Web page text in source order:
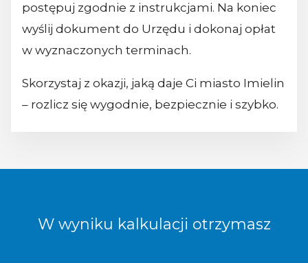
postępuj zgodnie z instrukcjami. Na koniec
wyślij dokument do Urzędu i dokonaj opłat
w wyznaczonych terminach.
Skorzystaj z okazji, jaką daje Ci miasto Imielin
– rozlicz się wygodnie, bezpiecznie i szybko.
W wyniku kalkulacji otrzymasz